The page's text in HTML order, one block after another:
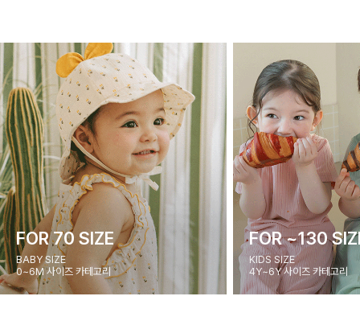
FOR 70 SIZE
BABY SIZE
0~6M 사이즈 카테고리
FOR ~130
KIDS SIZE
4Y~6Y 사이즈 카테고리